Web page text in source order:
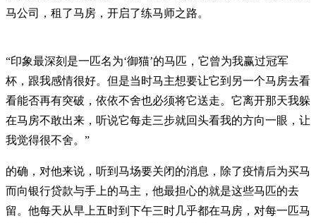
马公司，租了马房，开启了练马师之路。
“印象最深刻是一匹名为‘御猫’的马匹，它曾为我赢过冠军
杯，跟我感情很好。但是当时马主想要让它到另一个马房去看
看能否再有突破，依依不舍也必须将它送走。它离开那天我躲
在马房不敢出来，听说它每走三步就回头看我的方向一眼，让
我觉得很不舍。”
的确，对他来说，听到马场要关闭的消息，除了疫情后为买马
而向银行贷款与手上的马主，他最担心的就是这些马匹的去
留。他每天从早上五时到下午三时几乎都在马房，对每一匹马